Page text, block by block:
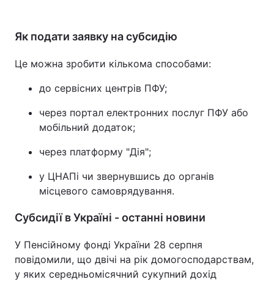
Як подати заявку на субсидію
Це можна зробити кількома способами:
до сервісних центрів ПФУ;
через портал електронних послуг ПФУ або
мобільний додаток;
через платформу "Дія";
у ЦНАПі чи звернувшись до органів
місцевого самоврядування.
Субсидії в Україні - останні новини
У Пенсійному фонді України 28 серпня
повідомили, що двічі на рік домогосподарствам,
у яких середньомісячний сукупний дохід